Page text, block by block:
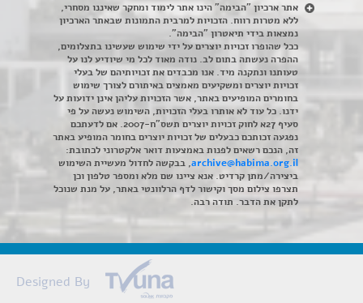
אתר ארכיון "הבימה" הינו אתר לימוד ומחקר שאיננו מסחרי,
ללא מטרות רווח. הזכויות למרבית התמונות שבאתר הארכיון
נמצאות בידי תיאטרון "הבימה".
ככל שהופרו זכויות יוצרים על ידי שימוש שעשינו בתצלומים,
ההפרה נעשתה בתום לב. נודה מאוד לכל מי שיודיע לנו על
טעותנו ונתקנה מיד. אנו מכבדים את זכויותיהם של בעלי
זכויות יוצרים ומשקיעים מאמצים באיתורם לצורך שימוש
בחומרים המופיעים באתר, אשר הזכויות עליהן אינן ידועות על
ידנו. כל עוד לא אותרו בעלי הזכויות, השימוש נעשה על פי
סעיף 27א לחוק זכויות יוצרים תשס"ח-2007. אם לדעתכם
נפגעה זכותכם כבעלים של זכויות יוצרים בחומר המופיע באתר
זה, הנכם רשאים לפנות באמצעות דואר אלקטרוני לכתובת:
archive@habima.org.il, בבקשה לחדול מעשיית השימוש
ביצירה/מתן קרדיט. אנא ציינו שם מלא ומספר טלפון וכן
תצרפו צילום מסך וקישור לדף הרלוונטי באתר, על מנת שנוכל
לתקן את הדבר. תודה רבה.
Designed By